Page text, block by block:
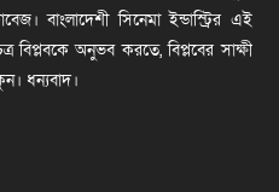
বাংলাদেশী সিনেমা ইন্ডাস্ট্রির এই
বিপ্লবকে অনুভব করতে, বিপ্লবের সাক্ষী
ধন্যবাদ।